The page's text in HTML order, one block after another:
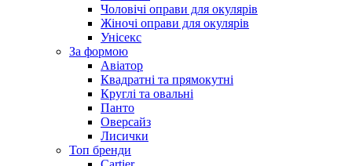
Чоловічі оправи для окулярів
Жіночі оправи для окулярів
Унісекс
За формою
Авіатор
Квадратні та прямокутні
Круглі та овальні
Панто
Оверсайз
Лисички
Топ бренди